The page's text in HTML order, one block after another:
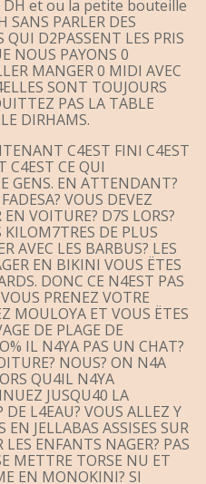
DH et ou la petite bouteille
PARLER DES
D2PASSENT LES PRIS
NOUS PAYONS 0
MANGER 0 MIDI AVEC
SONT TOUJOURS
PAS LA TABLE
DIRHAMS.
C4EST FINI C4EST
C4EST CE QUI
GENS. EN ATTENDANT?
VOUS DEVEZ
VOITURE? D7S LORS?
KILOM7TRES DE PLUS
AVEC LES BARBUS? LES
EN BIKINI VOUS ËTES
DONC CE N4EST PAS
PRENEZ VOTRE
MOULOYA ET VOUS ËTES
DE PLAGE DE
IL N4YA PAS UN CHAT?
NOUS? ON N4A
QU4IL N4YA
JUSQU40 LA
L4EAU? VOUS ALLEZ Y
JELLABAS ASSISES SUR
LES ENFANTS NAGER? PAS
METTRE TORSE NU ET
EN MONOKINI? SI